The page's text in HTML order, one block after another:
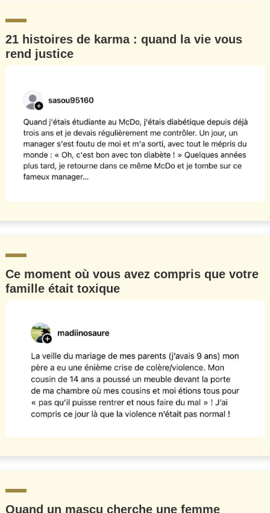
21 histoires de karma : quand la vie vous
rend justice
Ce moment où vous avez compris que votre
famille était toxique
Quand un mascu cherche une femme